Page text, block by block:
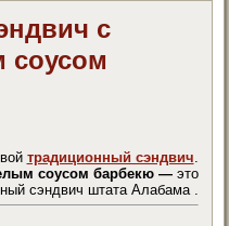
с
соусом
традиционный сэндвич
соусом барбекю — это
сэндвич штата Алабама .